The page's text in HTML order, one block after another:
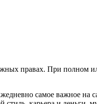
правах. При полном
самое важное